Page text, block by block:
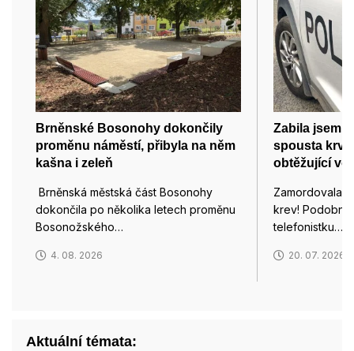
Brněnské Bosonohy dokončily
proměnu náměstí, přibyla na něm
kašna i zeleň
Brněnská městská část Bosonohy
dokončila po několika letech proměnu
Bosonožského…
4. 08. 2026
Zabila jsem
spousta
obtěžující
Zamordovala
krev!
telefonistku…
20. 07. 2026
Aktuální témata: